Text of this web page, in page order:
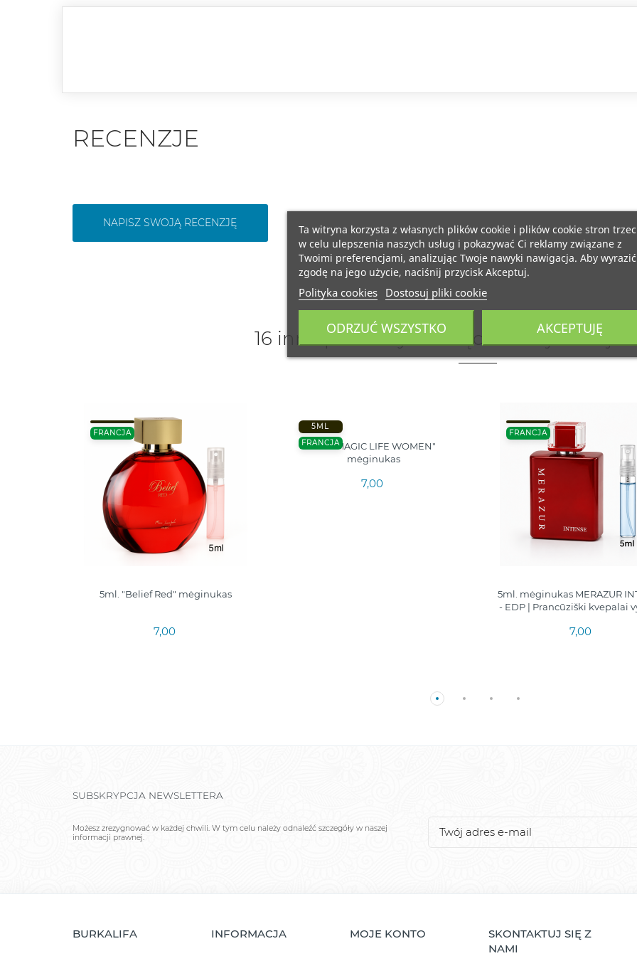
RECENZJE
NAPISZ SWOJĄ RECENZJĘ
16 inne produkty należące do tej samej
FRANCJA
5ml. "Belief Red" mėginukas
7,00
5ML
FRANCJA
5ml "MAGIC LIFE WOMEN"
mėginukas
7,00
FRANCJA
5ml. mėginukas MERAZUR
- EDP | Prancūziški kvepalai
7,00
SUBSKRYPCJA NEWSLETTERA
Możesz zrezygnować w każdej chwili. W tym celu należy odnaleźć szczegóły w naszej
informacji prawnej.
BURKALIFA INFORMACJA MOJE KONTO
SKONTAKTUJ SIĘ Z
NAMI
Ta witryna korzysta z własnych plików cookie i plików cookie stron
w celu ulepszenia naszych usług i pokazywać Ci reklamy związane z
Twoimi preferencjami, analizując Twoje nawyki nawigacja. Aby wyrazić
zgodę na jego użycie, naciśnij przycisk Akceptuj.
Polityka cookies Dostosuj pliki cookie
ODRZUĆ WSZYSTKO AKCEPTUJĘ